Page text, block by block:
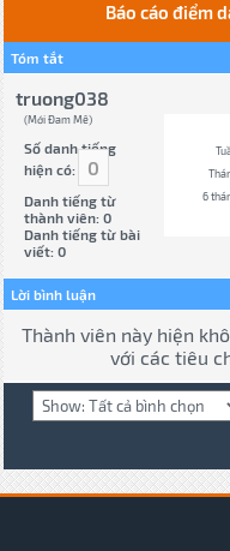
Báo cáo điểm
Tóm tắt
truong038
(Mới Đam Mê)
Số danh tiếng
hiện có:
0
Danh tiếng từ
thành viên: 0
Danh tiếng từ bài
viết: 0
6
Lời bình luận
Thành viên này hiện
với các tiêu